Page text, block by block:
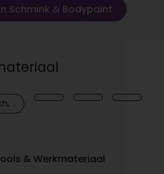
Schmink & Bodypaint
& Werkmateriaal